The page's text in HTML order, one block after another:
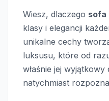
Wiesz, dlaczego sofa
klasy i elegancji
unikalne cechy
luksusu, które od
właśnie jej
natychmiast